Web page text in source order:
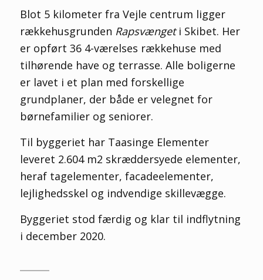
Blot 5 kilometer fra Vejle centrum ligger
rækkehusgrunden Rapsvængeti Skibet. Her
er opført 36 4-værelses rækkehuse med
tilhørende have og terrasse. Alle boligerne
er lavet i et plan med forskellige
grundplaner, der både er velegnet for
børnefamilier og seniorer.
Til byggeriet har Taasinge Elementer
leveret 2.604 m2 skræddersyede elementer,
heraf tagelementer, facadeelementer,
lejlighedsskel og indvendige skillevægge.
Byggeriet stod færdig og klar til indflytning
i december 2020.